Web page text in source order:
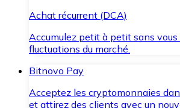
Achat récurrent (DCA)
Accumulez petit à petit sans vous
fluctuations du marché.
Bitnovo Pay
Acceptez les cryptomonnaies
et attirez des clients avec un